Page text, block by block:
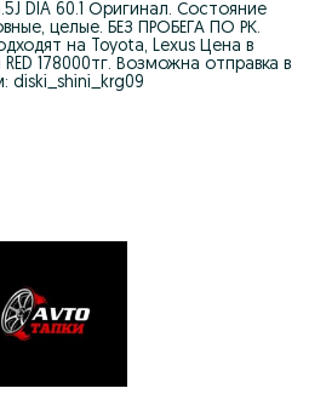
DIA 60.1 Оригинал. Состояние
целые. БЕЗ ПРОБЕГА ПО РК.
на Toyota, Lexus Цена в
178000тг. Возможна отправка в
diski_shini_krg09